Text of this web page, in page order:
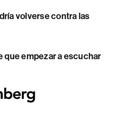
volverse contra las
que empezar a escuchar